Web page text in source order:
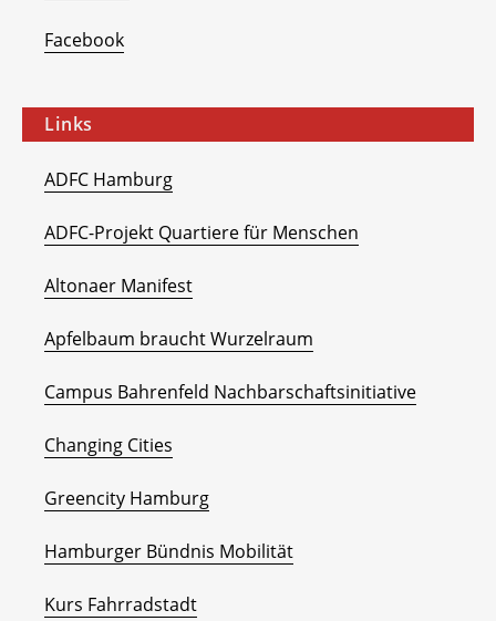
Facebook
Links
ADFC Hamburg
ADFC-Projekt Quartiere für Menschen
Altonaer Manifest
Apfelbaum braucht Wurzelraum
Campus Bahrenfeld Nachbarschaftsinitiative
Changing Cities
Greencity Hamburg
Hamburger Bündnis Mobilität
Kurs Fahrradstadt